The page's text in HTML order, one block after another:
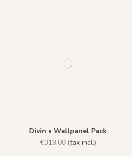
Divin • Wallpanel Pack
€319.00 (tax incl.)